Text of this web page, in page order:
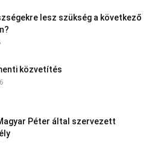
lesz szükség a következő
közvetítés
Péter által szervezett